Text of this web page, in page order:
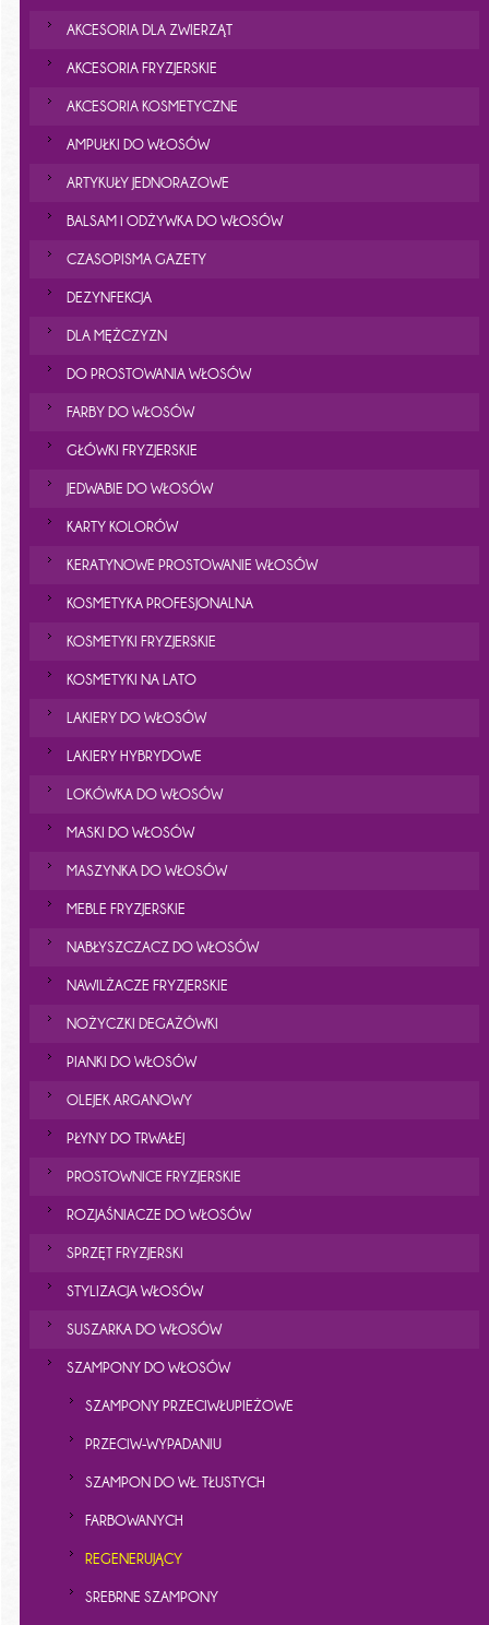
AKCESORIA DLA ZWIERZĄT
AKCESORIA FRYZJERSKIE
AKCESORIA KOSMETYCZNE
AMPUŁKI DO WŁOSÓW
ARTYKUŁY JEDNORAZOWE
BALSAM I ODŻYWKA DO WŁOSÓW
CZASOPISMA GAZETY
DEZYNFEKCJA
DLA MĘŻCZYZN
DO PROSTOWANIA WŁOSÓW
FARBY DO WŁOSÓW
GŁÓWKI FRYZJERSKIE
JEDWABIE DO WŁOSÓW
KARTY KOLORÓW
KERATYNOWE PROSTOWANIE WŁOSÓW
KOSMETYKA PROFESJONALNA
KOSMETYKI FRYZJERSKIE
KOSMETYKI NA LATO
LAKIERY DO WŁOSÓW
LAKIERY HYBRYDOWE
LOKÓWKA DO WŁOSÓW
MASKI DO WŁOSÓW
MASZYNKA DO WŁOSÓW
MEBLE FRYZJERSKIE
NABŁYSZCZACZ DO WŁOSÓW
NAWILŻACZE FRYZJERSKIE
NOŻYCZKI DEGAŻÓWKI
PIANKI DO WŁOSÓW
OLEJEK ARGANOWY
PŁYNY DO TRWAŁEJ
PROSTOWNICE FRYZJERSKIE
ROZJAŚNIACZE DO WŁOSÓW
SPRZĘT FRYZJERSKI
STYLIZACJA WŁOSÓW
SUSZARKA DO WŁOSÓW
SZAMPONY DO WŁOSÓW
SZAMPONY PRZECIWŁUPIEŻOWE
PRZECIW-WYPADANIU
SZAMPON DO WŁ. TŁUSTYCH
FARBOWANYCH
REGENERUJĄCY
SREBRNE SZAMPONY